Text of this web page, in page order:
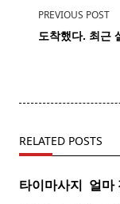
<span
class="nav-
text">Page</
PREVIOUS POST
도착했다. 최근
RELATED POSTS
타이마사지 ​ 얼마